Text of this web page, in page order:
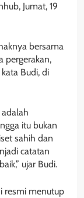
Jumat, 19
bersama
pergerakan,
Budi, di
itu bukan
sahih dan
catatan
ujar Budi.
resmi menutup